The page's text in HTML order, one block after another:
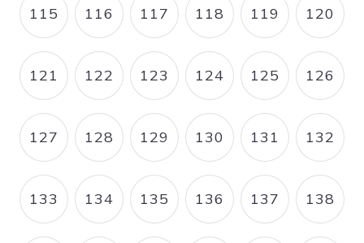
PAGE
115 PAGE
116 PAGE
117 PAGE
118 PAGE
119 PAGE
120
PAGE
121 PAGE
122 PAGE
123 PAGE
124 PAGE
125 PAGE
126
PAGE
127 PAGE
128 PAGE
129 PAGE
130 PAGE
131 PAGE
132
PAGE
133 PAGE
134 PAGE
135 PAGE
136 PAGE
137 PAGE
138